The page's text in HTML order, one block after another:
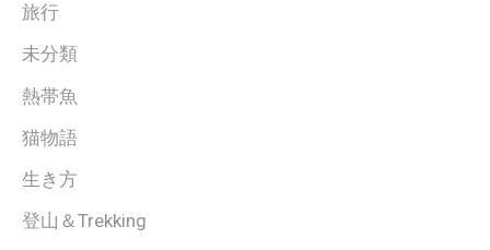
旅行
未分類
熱帯魚
猫物語
生き方
登山＆Trekking